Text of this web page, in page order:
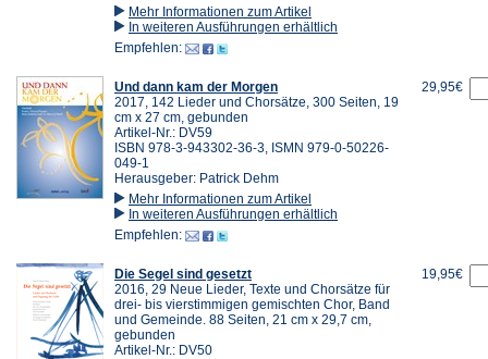
Mehr Informationen zum Artikel
In weiteren Ausführungen erhältlich
Empfehlen:
Und dann kam der Morgen
2017, 142 Lieder und Chorsätze, 300 Seiten, 19
cm x 27 cm, gebunden
Artikel-Nr.: DV59
ISBN 978-3-943302-36-3, ISMN 979-0-50226-
049-1
Herausgeber: Patrick Dehm
Mehr Informationen zum Artikel
In weiteren Ausführungen erhältlich
Empfehlen:
29,95€
Die Segel sind gesetzt
2016, 29 Neue Lieder, Texte und Chorsätze für
drei- bis vierstimmigen gemischten Chor, Band
und Gemeinde. 88 Seiten, 21 cm x 29,7 cm,
gebunden
Artikel-Nr.: DV50
19,95€